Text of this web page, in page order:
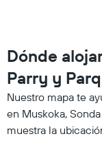
Dónde
Parry y
Nuestro mapa te
en Muskoka,
muestra la